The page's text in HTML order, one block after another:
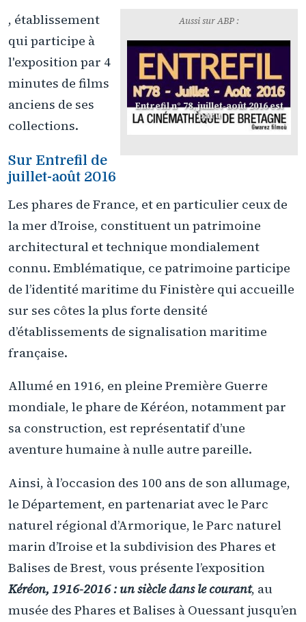
Aussi sur ABP :
Entrefil n° 78, juillet-août 2016 est
paru
, établissement
qui participe à
l'exposition par 4
minutes de films
anciens de ses
collections.
Sur Entrefil de
juillet-août 2016
Les phares de France, et en particulier ceux de
la mer d’Iroise, constituent un patrimoine
architectural et technique mondialement
connu. Emblématique, ce patrimoine participe
de l’identité maritime du Finistère qui accueille
sur ses côtes la plus forte densité
d’établissements de signalisation maritime
française.
Allumé en 1916, en pleine Première Guerre
mondiale, le phare de Kéréon, notamment par
sa construction, est représentatif d’une
aventure humaine à nulle autre pareille.
Ainsi, à l’occasion des 100 ans de son allumage,
le Département, en partenariat avec le Parc
naturel régional d’Armorique, le Parc naturel
marin d’Iroise et la subdivision des Phares et
Balises de Brest, vous présente l’exposition
Kéréon, 1916-2016 : un siècle dans le courant, au
musée des Phares et Balises à Ouessant jusqu’en